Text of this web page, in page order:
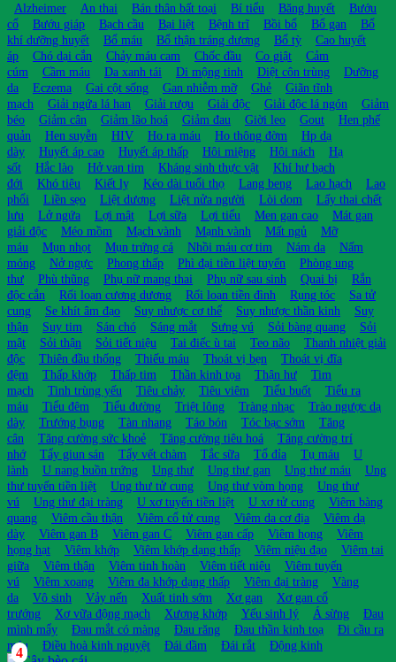
Alzheimer An thai Bán thân bất toại Bí tiểu Băng huyết
Bướu
cổ
Bướu giáp Bạch cầu Bại liệt Bệnh trĩ Bồi bổ Bổ gan
Bổ
khí dưỡng huyết
Bổ máu Bổ thận tráng dương Bổ tỳ
Cao huyết
áp
Chó dại cắn Chảy máu cam Chốc đầu Co giật
Cảm
cúm
Cầm máu Da xanh tái Di mộng tinh Diệt côn trùng
Dưỡng
da
Eczema Gai cột sống Gan nhiễm mỡ Ghẻ
Giãn tĩnh
mạch
Giải ngứa lá han Giải rượu Giải độc Giải độc lá ngón
Giảm
béo
Giảm cân Giảm lão hoá Giảm đau Giời leo Gout
Hen phế
quản
Hen suyễn HIV Ho ra máu Ho thông đờm
Hp dạ
dày
Huyết áp cao Huyết áp thấp Hôi miệng Hôi nách
Hạ
sốt
Hắc lào Hở van tim Kháng sinh thực vật
Khí hư bạch
đới
Khó tiêu Kiết lỵ Kéo dài tuổi thọ Lang beng Lao hạch
Lao
phổi
Liền sẹo Liệt dương Liệt nửa người Lòi dom
Lấy thai chết
lưu
Lở ngứa Lợi mật Lợi sữa Lợi tiểu Men gan cao
Mát gan
giải độc
Méo mồm Mạch vành Mạnh vành Mất ngủ
Mỡ
máu
Mụn nhọt Mụn trứng cá Nhồi máu cơ tim Nám da
Nấm
móng
Nở ngực Phong thấp Phì đại tiền liệt tuyến
Phòng ung
thư
Phù thũng Phụ nữ mang thai Phụ nữ sau sinh Quai bị
Rắn
độc cắn
Rối loạn cương dương Rối loạn tiền đình Rụng tóc
Sa tử
cung
Se khít âm đạo Suy nhược cơ thể Suy nhược thần kinh
Suy
thận
Suy tim Sán chó Sáng mắt Sưng vú Sỏi bàng quang
Sỏi
mật
Sỏi thận Sỏi tiết niệu Tai điếc ù tai Teo não
Thanh nhiệt giải
độc
Thiên đầu thống Thiếu máu Thoát vị bẹn
Thoát vị đĩa
đệm
Thấp khớp Thấp tim Thần kinh tọa Thận hư
Tim
mạch
Tinh trùng yếu Tiêu chảy Tiêu viêm Tiểu buốt
Tiểu ra
máu
Tiểu đêm Tiểu đường Triệt lông Tràng nhạc
Trào ngược dạ
dày
Trướng bụng Tàn nhang Táo bón Tóc bạc sớm
Tăng
cân
Tăng cường sức khoẻ Tăng cường tiêu hoá
Tăng cường trí
nhớ
Tẩy giun sán Tẩy vết chàm Tắc sữa Tổ đỉa Tụ máu
U
lành
U nang buồn trứng Ung thư Ung thư gan Ung thư máu
Ung
thư tuyến tiền liệt
Ung thư tử cung Ung thư vòm họng
Ung thư
vú
Ung thư đại tràng U xơ tuyến tiền liệt U xơ tử cung
Viêm bàng
quang
Viêm cầu thận Viêm cổ tử cung Viêm da cơ địa
Viêm dạ
dày
Viêm gan B Viêm gan C Viêm gan cấp Viêm họng
Viêm
họng hạt
Viêm khớp Viêm khớp dạng thấp Viêm niệu đạo
Viêm tai
giữa
Viêm thận Viêm tinh hoàn Viêm tiết niệu
Viêm tuyến
vú
Viêm xoang Viêm đa khớp dạng thấp Viêm đại tràng
Vàng
da
Vô sinh Vảy nến Xuất tinh sớm Xơ gan
Xơ gan cổ
trướng
Xơ vữa động mạch Xương khớp Yếu sinh lý Á sừng
Đau
mình mẩy
Đau mắt có màng Đau răng Đau thần kinh toạ
Đi cầu ra
máu
Điều hoà kinh nguyệt Đái dầm Đái rắt Động kinh
4